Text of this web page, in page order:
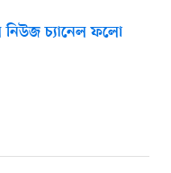
চ্যানেল ফলো